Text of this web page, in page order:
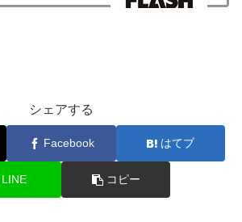
シェアする
Facebook はてブ
LINE コピー